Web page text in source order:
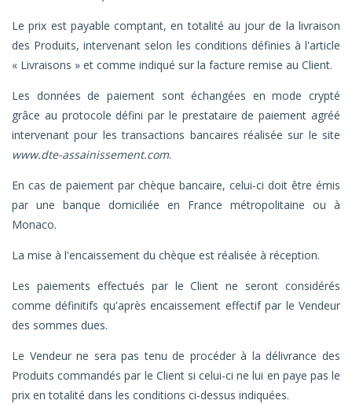
Le prix est payable comptant, en totalité au jour de la livraison
des Produits, intervenant selon les conditions définies à l'article
« Livraisons » et comme indiqué sur la facture remise au Client.
Les données de paiement sont échangées en mode crypté
grâce au protocole défini par le prestataire de paiement agréé
intervenant pour les transactions bancaires réalisée sur le site
www.dte-assainissement.com.
En cas de paiement par chèque bancaire, celui-ci doit être émis
par une banque domiciliée en France métropolitaine ou à
Monaco.
La mise à l'encaissement du chèque est réalisée à réception.
Les paiements effectués par le Client ne seront considérés
comme définitifs qu'après encaissement effectif par le Vendeur
des sommes dues.
Le Vendeur ne sera pas tenu de procéder à la délivrance des
Produits commandés par le Client si celui-ci ne lui en paye pas le
prix en totalité dans les conditions ci-dessus indiquées.